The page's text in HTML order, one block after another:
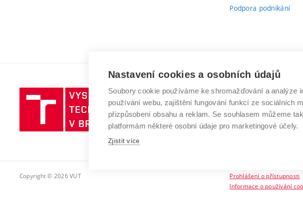
Podpora podnikání
Vysoké
učení
technické
v
VYSOKÉ UČENÍ
Antonínská 548/1
602 00 Brno
Copyright © 2026 VUT
Prohlášení o přístupnosti
Informace o používání
Nastavení cookies a osobních údajů
Soubory cookie používáme ke shromažďování a analýze
používání webu, zajištění fungování funkcí ze sociálních
přizpůsobení obsahu a reklam. Se souhlasem můžeme
platformám některé osobní údaje pro marketingové účely.
Zjistit více